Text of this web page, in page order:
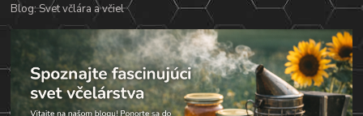
Blog: Svet včlára a včiel